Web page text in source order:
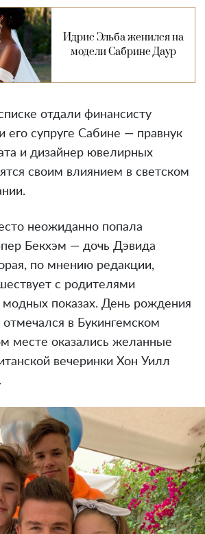
Идрис Эльба женился на
модели Сабрине Даур
отдали финансисту
его супруге Сабине — правнук
и дизайнер ювелирных
своим влиянием в светском
неожиданно попала
Бекхэм — дочь Дэвида
по мнению редакции,
с родителями
модных показах. День рождения
отмечался в Букингемском
месте оказались желанные
вечеринки Хон Уилл